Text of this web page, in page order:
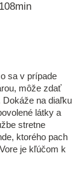
108min
sa v prípade
môže zdať
Dokáže na diaľku
látky a
stretne
ktorého pach
je kľúčom k